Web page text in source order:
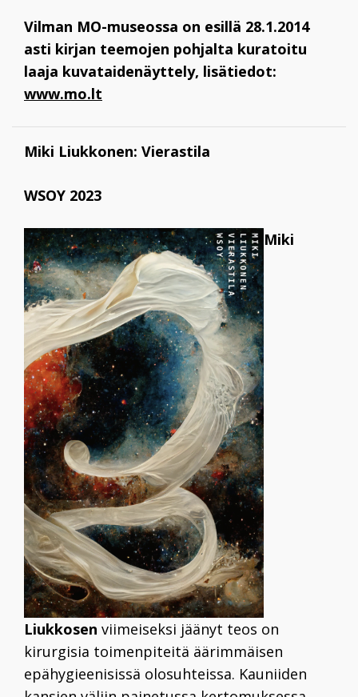
Vilman MO-museossa on esillä 28.1.2014
asti kirjan teemojen pohjalta kuratoitu
laaja kuvataidenäyttely, lisätiedot:
www.mo.lt
Miki Liukkonen: Vierastila
WSOY 2023
Miki
Liukkosen viimeiseksi jäänyt teos on
kirurgisia toimenpiteitä äärimmäisen
epähygieenisissä olosuhteissa. Kauniiden